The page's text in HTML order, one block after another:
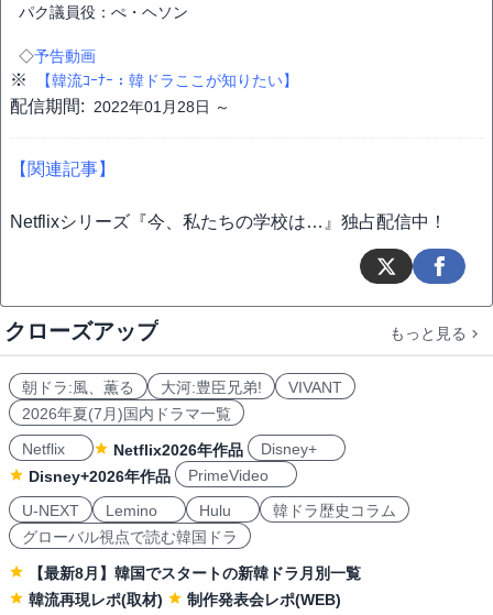
パク議員役：ぺ・ヘソン
◇予告動画
※ 【韓流ｺｰﾅｰ：韓ドラここが知りたい】
配信期間: 2022年01月28日 ～
【関連記事】
Netflixシリーズ『今、私たちの学校は…』独占配信中！
クローズアップ もっと見る
朝ドラ:風、薫る 大河:豊臣兄弟!
VIVANT
2026年夏(7月)国内ドラマ一覧
Netflix
Netflix2026年作品
Disney+
Disney+2026年作品
PrimeVideo
U-NEXT
Lemino Hulu
韓ドラ歴史コラム
グローバル視点で読む韓国ドラ
【最新8月】韓国でスタートの新韓ドラ月別一覧
韓流再現レポ(取材)
制作発表会レポ(WEB)